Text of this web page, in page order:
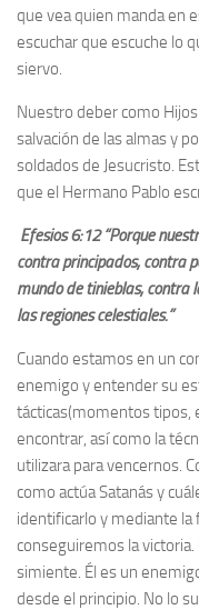
que vea quien manda en
escuchar que escuche lo
siervo.
Nuestro deber como
salvación de las almas y
soldados de Jesucristo.
que el Hermano Pablo
Efesios 6:12 “Porque
contra principados, contra
mundo de tinieblas, contra
las regiones celestiales.”
Cuando estamos en un
enemigo y entender su
tácticas(momentos tipos,
encontrar, así como la
utilizara para vencernos.
como actúa Satanás y
identificarlo y mediante la
conseguiremos la
simiente. Él es un
desde el principio. No lo